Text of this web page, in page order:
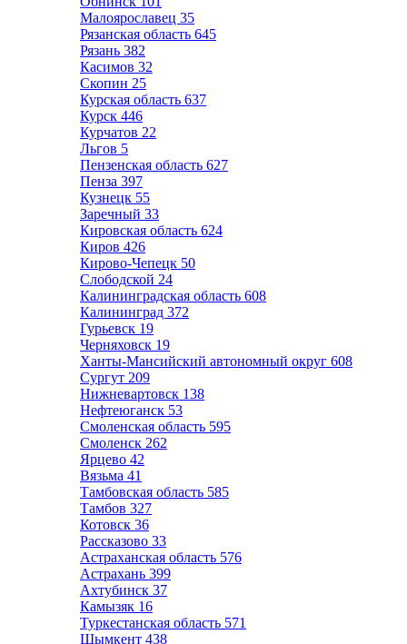
Малоярославец 35
Рязанская область 645
Рязань 382
Касимов 32
Скопин 25
Курская область 637
Курск 446
Курчатов 22
Льгов 5
Пензенская область 627
Пенза 397
Кузнецк 55
Заречный 33
Кировская область 624
Киров 426
Кирово-Чепецк 50
Слободской 24
Калининградская область 608
Калининград 372
Гурьевск 19
Черняховск 19
Ханты-Мансийский автономный округ 608
Сургут 209
Нижневартовск 138
Нефтеюганск 53
Смоленская область 595
Смоленск 262
Ярцево 42
Вязьма 41
Тамбовская область 585
Тамбов 327
Котовск 36
Рассказово 33
Астраханская область 576
Астрахань 399
Ахтубинск 37
Камызяк 16
Туркестанская область 571
Шымкент 438